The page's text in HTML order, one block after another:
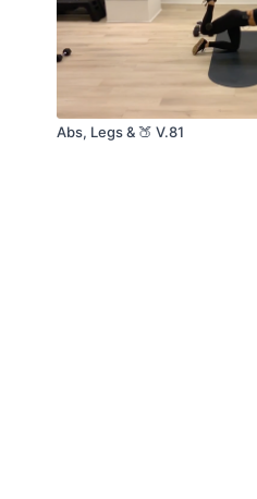
Abs, Legs & 🍑 V.81